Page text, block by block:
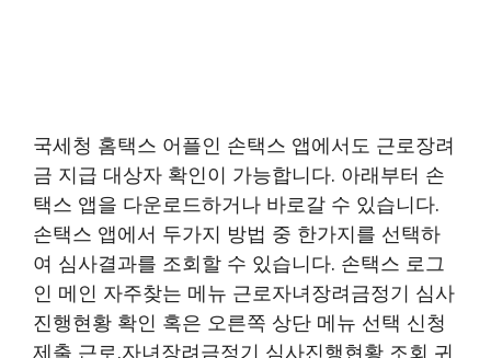
국세청 홈택스 어플인 손택스 앱에서도 근로장려
금 지급 대상자 확인이 가능합니다. 아래부터 손
택스 앱을 다운로드하거나 바로갈 수 있습니다.
손택스 앱에서 두가지 방법 중 한가지를 선택하
여 심사결과를 조회할 수 있습니다. 손택스 로그
인 메인 자주찾는 메뉴 근로자녀장려금정기 심사
진행현황 확인 혹은 오른쪽 상단 메뉴 선택 신청
제출 근로.자녀장려금정기 심사진행현황 조회 귀